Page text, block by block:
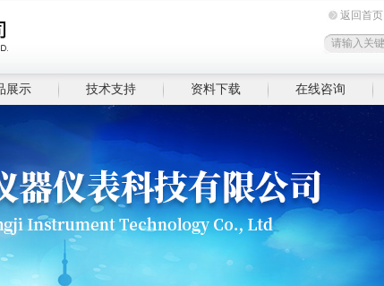
返回首页
展示 技术支持 资料下载 在线咨询